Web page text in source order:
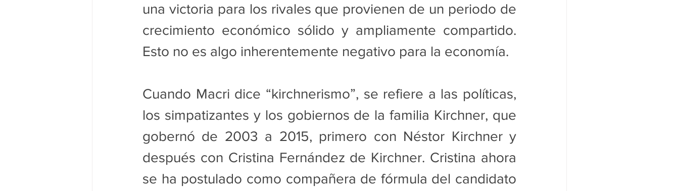
una victoria para los rivales que provienen de un periodo de
crecimiento económico sólido y ampliamente compartido.
Esto no es algo inherentemente negativo para la economía.
Cuando Macri dice “kirchnerismo”, se refiere a las políticas,
los simpatizantes y los gobiernos de la familia Kirchner, que
gobernó de 2003 a 2015, primero con Néstor Kirchner y
después con Cristina Fernández de Kirchner. Cristina ahora
se ha postulado como compañera de fórmula del candidato